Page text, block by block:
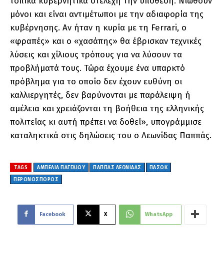
μόνοι και είναι αντιμέτωποι με την αδιαφορία της
κυβέρνησης. Αν ήταν η κυρία με τη Ferrari, o
«φραπές» και ο «χασάπης» θα έβρισκαν τεχνικές
λύσεις και χίλιους τρόπους για να λύσουν τα
προβλήματά τους. Τώρα έχουμε ένα υπαρκτό
πρόβλημα για το οποίο δεν έχουν ευθύνη οι
καλλιεργητές, δεν βαρύνονται με παράλειψη ή
αμέλεια και χρειάζονται τη βοήθεια της ελληνικής
πολιτείας κι αυτή πρέπει να δοθεί», υπογράμμισε
καταληκτικά στις δηλώσεις του ο Λεωνίδας Παππάς.
TAGS ΑΜΠΕΛΙΑ ΠΑΓΓΑΙΟΥ ΠΑΠΠΑΣ ΛΕΩΝΙΔΑΣ
ΠΑΣΟΚ
ΠΕΡΟΝΟΣΠΟΡΟΣ
Facebook X WhatsApp